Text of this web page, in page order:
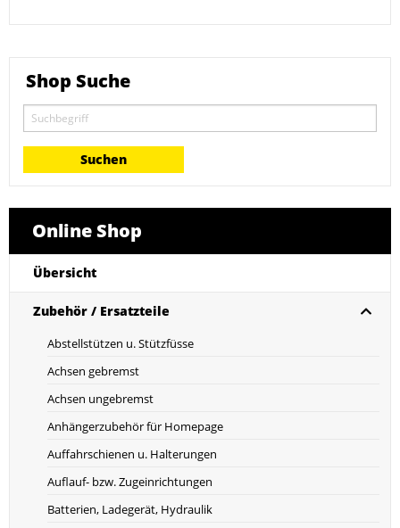
Shop Suche
Online Shop
Übersicht
Zubehör / Ersatzteile
Abstellstützen u. Stützfüsse
Achsen gebremst
Achsen ungebremst
Anhängerzubehör für Homepage
Auffahrschienen u. Halterungen
Auflauf- bzw. Zugeinrichtungen
Batterien, Ladegerät, Hydraulik